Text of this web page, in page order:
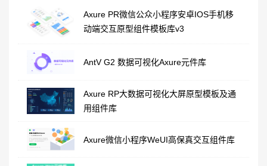
Axure PR微信公众小程序安卓IOS手机移
动端交互原型组件模板库v3
AntV G2 数据可视化Axure元件库
Axure RP大数据可视化大屏原型模板及通
用组件库
Axure微信小程序WeUI高保真交互组件库